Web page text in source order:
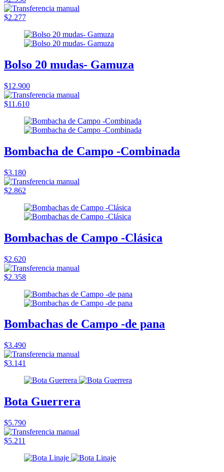
$2.277
Bolso 20 mudas- Gamuza
$12.900
$11.610
Bombacha de Campo -Combinada
$3.180
$2.862
Bombachas de Campo -Clásica
$2.620
$2.358
Bombachas de Campo -de pana
$3.490
$3.141
Bota Guerrera
$5.790
$5.211